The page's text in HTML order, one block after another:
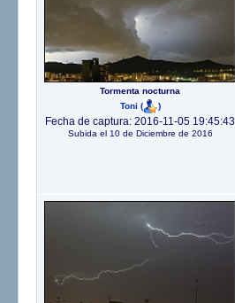
Tormenta nocturna
Toni ( )
Fecha de captura: 2016-11-05 19:45:43
Subida el 10 de Diciembre de 2016